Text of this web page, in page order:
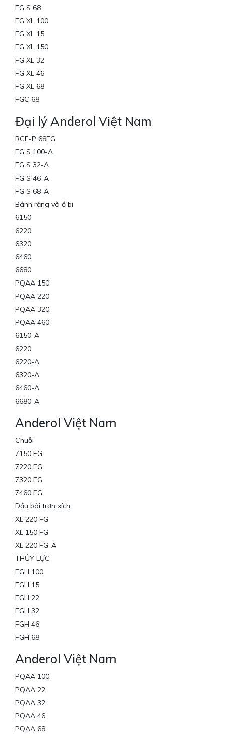
FG S 68
FG XL 100
FG XL 15
FG XL 150
FG XL 32
FG XL 46
FG XL 68
FGC 68
Đại lý Anderol Việt Nam
RCF-P 68FG
FG S 100-A
FG S 32-A
FG S 46-A
FG S 68-A
Bánh răng và ổ bi
6150
6220
6320
6460
6680
PQAA 150
PQAA 220
PQAA 320
PQAA 460
6150-A
6220
6220-A
6320-A
6460-A
6680-A
Anderol Việt Nam
Chuỗi
7150 FG
7220 FG
7320 FG
7460 FG
Dầu bôi trơn xích
XL 220 FG
XL 150 FG
XL 220 FG-A
THỦY LỰC
FGH 100
FGH 15
FGH 22
FGH 32
FGH 46
FGH 68
Anderol Việt Nam
PQAA 100
PQAA 22
PQAA 32
PQAA 46
PQAA 68